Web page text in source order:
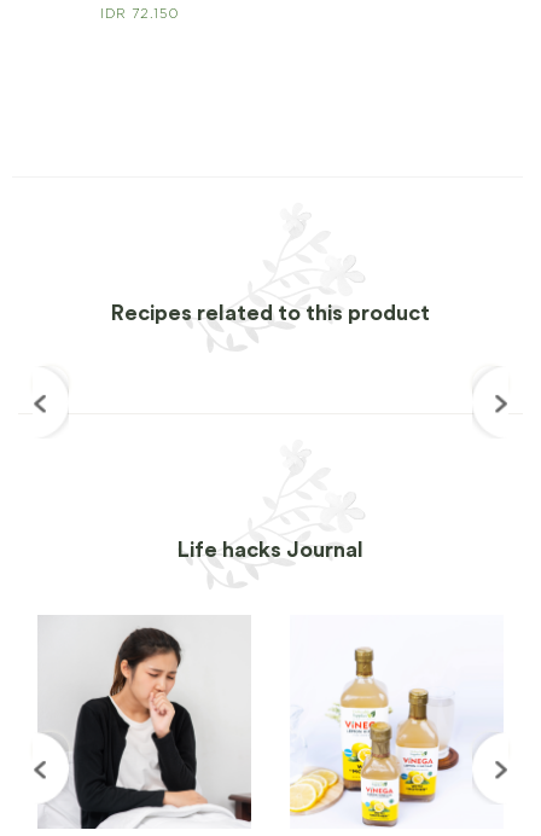
IDR 72.150
Recipes related to this product
Life hacks Journal